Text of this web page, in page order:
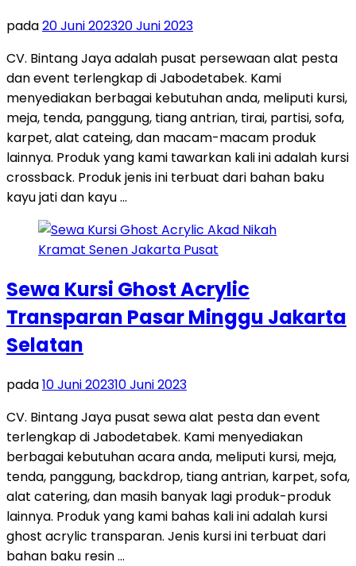
pada20 Juni 202320 Juni 2023
CV. Bintang Jaya adalah pusat persewaan alat pesta
dan event terlengkap di Jabodetabek. Kami
menyediakan berbagai kebutuhan anda, meliputi kursi,
meja, tenda, panggung, tiang antrian, tirai, partisi, sofa,
karpet, alat cateing, dan macam-macam produk
lainnya. Produk yang kami tawarkan kali ini adalah kursi
crossback. Produk jenis ini terbuat dari bahan baku
kayu jati dan kayu …
Sewa Kursi Ghost Acrylic
Transparan Pasar Minggu Jakarta
Selatan
pada10 Juni 202310 Juni 2023
CV. Bintang Jaya pusat sewa alat pesta dan event
terlengkap di Jabodetabek. Kami menyediakan
berbagai kebutuhan acara anda, meliputi kursi, meja,
tenda, panggung, backdrop, tiang antrian, karpet, sofa,
alat catering, dan masih banyak lagi produk-produk
lainnya. Produk yang kami bahas kali ini adalah kursi
ghost acrylic transparan. Jenis kursi ini terbuat dari
bahan baku resin …